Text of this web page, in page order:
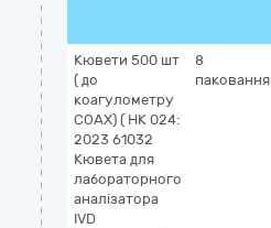
Кювети 500 шт
( до
коагулометру
COAX) ( НК 024:
2023 61032
Кювета для
лабораторного
аналізатора
IVD
8
паковання